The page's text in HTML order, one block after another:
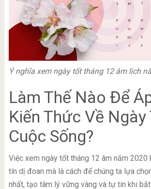
Ý nghĩa xem ngày tốt tháng 12 âm lịch
Làm Thế Nào Để
Kiến Thức Về
Cuộc Sống?
Việc xem ngày tốt tháng 12 âm năm 2020
tín dị đoan mà là cách để chúng ta lựa
nhất, tạo tâm lý vững vàng và tự tin khi